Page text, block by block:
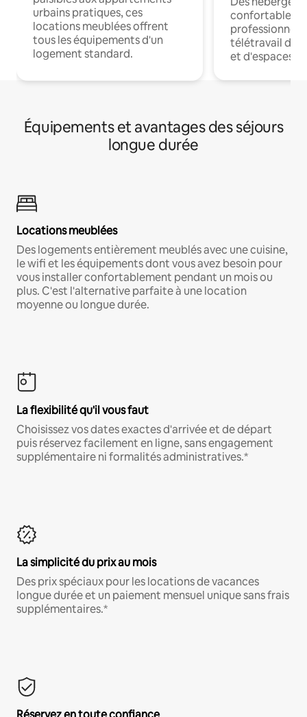
urbains pratiques, ces
locations meublées offrent
tous les équipements d'un
logement standard.
confortables
professionnels
télétravail
et d'espaces
Équipements et avantages des séjours
longue durée
Locations meublées
Des logements entièrement meublés avec une cuisine,
le wifi et les équipements dont vous avez besoin pour
vous installer confortablement pendant un mois ou
plus. C'est l'alternative parfaite à une location
moyenne ou longue durée.
La flexibilité qu'il vous faut
Choisissez vos dates exactes d'arrivée et de départ
puis réservez facilement en ligne, sans engagement
supplémentaire ni formalités administratives.*
La simplicité du prix au mois
Des prix spéciaux pour les locations de vacances
longue durée et un paiement mensuel unique sans frais
supplémentaires.*